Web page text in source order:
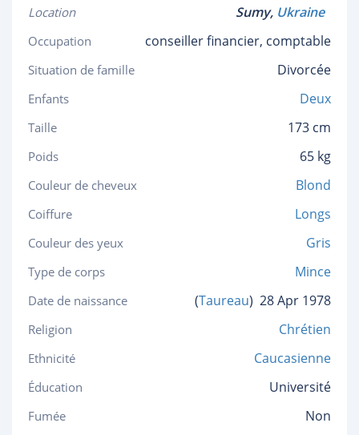
Location Sumy, Ukraine
Occupation conseiller financier, comptable
Situation de famille Divorcée
Enfants Deux
Taille 173 cm
Poids 65 kg
Couleur de cheveux Blond
Coiffure Longs
Couleur des yeux Gris
Type de corps Mince
Date de naissance (Taureau) 28 Apr 1978
Religion Chrétien
Ethnicité Caucasienne
Éducation Université
Fumée Non